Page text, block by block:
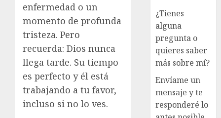
enfermedad o un
momento de profunda
tristeza. Pero
recuerda: Dios nunca
llega tarde. Su tiempo
es perfecto y él está
trabajando a tu favor,
incluso si no lo ves.
¿Tienes
alguna
pregunta o
quieres saber
más sobre mí?
Envíame un
mensaje y te
responderé lo